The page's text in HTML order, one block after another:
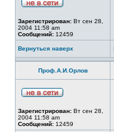
Зарегистрирован: Вт сен 28,
2004 11:58 am
Сообщений: 12459
Вернуться наверх
Проф.А.И.Орлов
Зарегистрирован: Вт сен 28,
2004 11:58 am
Сообщений: 12459